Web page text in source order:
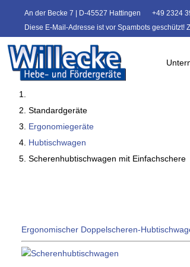
An der Becke 7 | D-45527 Hattingen
+49 2324
Diese E-Mail-Adresse ist vor Spambots geschützt!
Standardgeräte
Ergonomiegeräte
Hubtischwagen
Scherenhubtischwagen mit Einfachschere
Ergonomischer Doppelscheren-